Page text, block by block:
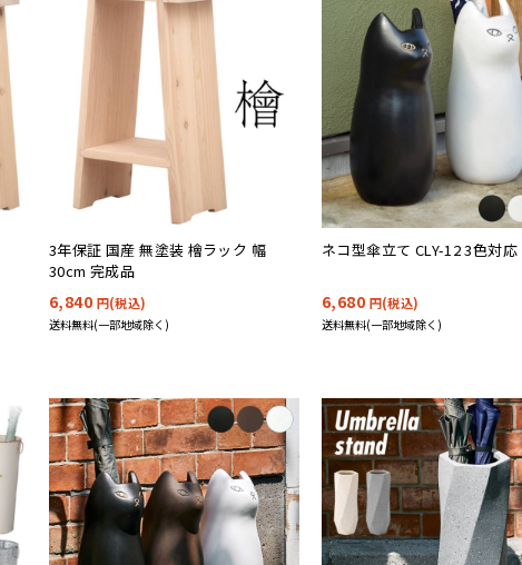
3年保証 国産 無塗装 檜ラック 幅
30cm 完成品
6,840 円(税込)
送料無料(一部地域除く)
ネコ型傘立て CLY-12 3色対応
6,680 円(税込)
送料無料(一部地域除く)